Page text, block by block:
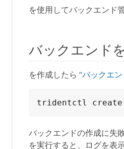
を使用してバックエンド
バックエンド
を作成したら "バックエ
tridentctl create
バックエンドの作成に失
を実行すると、ログを表